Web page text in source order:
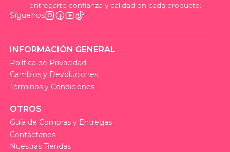
entregarte confianza y calidad en cada producto.
Síguenos
INFORMACIÓN GENERAL
Política de Privacidad
Cambios y Devoluciones
Términos y Condiciones
OTROS
Guía de Compras y Entregas
Contáctanos
Nuestras Tiendas